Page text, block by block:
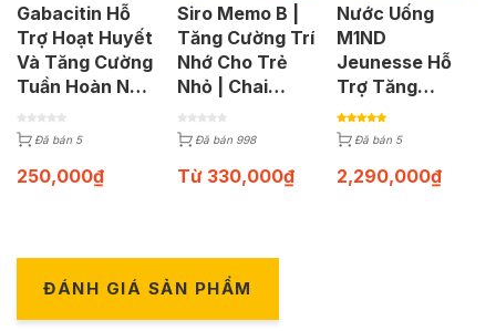
Gabacitin Hỗ
Trợ Hoạt Huyết
Và Tăng Cường
Tuần Hoàn Não
(Hộp 30 Viên)
Đã bán 5
250,000₫
Siro Memo B |
Tăng Cường Trí
Nhớ Cho Trẻ
Nhỏ | Chai
150ml
Đã bán 998
Từ 330,000₫
Nước Uống
M1ND
Jeunesse Hỗ
Trợ Tăng
Cường Phát
Triển Và Bảo
(Hộp 30 Gói)
Đã bán 5
2,290,000₫
ĐÁNH GIÁ SẢN PHẨM